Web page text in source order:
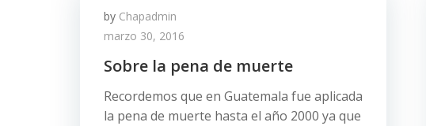
by Chapadmin
marzo 30, 2016
Sobre la pena de muerte
Recordemos que en Guatemala fue aplicada
la pena de muerte hasta el año 2000 ya que